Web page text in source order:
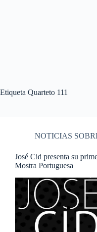
Etiqueta Quarteto 111
NOTICIAS
José Cid presenta su
Mostra Portuguesa